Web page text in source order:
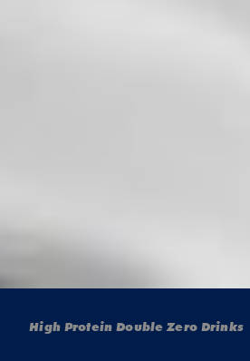
High Protein Double Zero Drinks